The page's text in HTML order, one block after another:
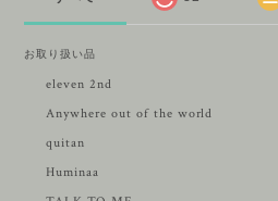
お取り扱い品
eleven 2nd
Anywhere out of the world
quitan
Huminaa